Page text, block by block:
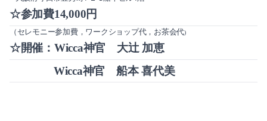
2019-09（2）
2019-08（3）
2019-06（1）
2020-03（3）
2020-02（1）
2020-01（1）
☆参加費14,000円
（セレモニー参加費，ワークショップ代，お茶会代)
☆開催：Wicca神官 大辻 加恵
Wicca神官 船本 喜代美